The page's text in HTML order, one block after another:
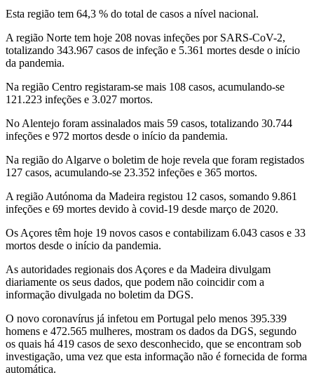
Esta região tem 64,3 % do total de casos a nível nacional.
A região Norte tem hoje 208 novas infeções por SARS-CoV-2,
totalizando 343.967 casos de infeção e 5.361 mortes desde o início
da pandemia.
Na região Centro registaram-se mais 108 casos, acumulando-se
121.223 infeções e 3.027 mortos.
No Alentejo foram assinalados mais 59 casos, totalizando 30.744
infeções e 972 mortos desde o início da pandemia.
Na região do Algarve o boletim de hoje revela que foram registados
127 casos, acumulando-se 23.352 infeções e 365 mortos.
A região Autónoma da Madeira registou 12 casos, somando 9.861
infeções e 69 mortes devido à covid-19 desde março de 2020.
Os Açores têm hoje 19 novos casos e contabilizam 6.043 casos e 33
mortos desde o início da pandemia.
As autoridades regionais dos Açores e da Madeira divulgam
diariamente os seus dados, que podem não coincidir com a
informação divulgada no boletim da DGS.
O novo coronavírus já infetou em Portugal pelo menos 395.339
homens e 472.565 mulheres, mostram os dados da DGS, segundo
os quais há 419 casos de sexo desconhecido, que se encontram sob
investigação, uma vez que esta informação não é fornecida de forma
automática.